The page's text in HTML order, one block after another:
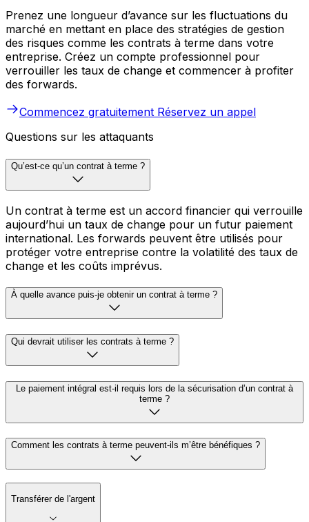
Prenez une longueur d’avance sur les fluctuations du
marché en mettant en place des stratégies de gestion
des risques comme les contrats à terme dans votre
entreprise. Créez un compte professionnel pour
verrouiller les taux de change et commencer à profiter
des forwards.
Commencez gratuitement Réservez un appel
Questions sur les attaquants
Qu’est-ce qu’un contrat à terme ?
Un contrat à terme est un accord financier qui verrouille
aujourd’hui un taux de change pour un futur paiement
international. Les forwards peuvent être utilisés pour
protéger votre entreprise contre la volatilité des taux de
change et les coûts imprévus.
À quelle avance puis-je obtenir un contrat à terme ?
Qui devrait utiliser les contrats à terme ?
Le paiement intégral est-il requis lors de la sécurisation d’un contrat à
terme ?
Comment les contrats à terme peuvent-ils m’être bénéfiques ?
Transférer de l'argent